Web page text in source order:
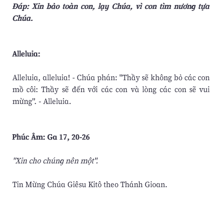
Ðáp: Xin bảo toàn con, lạy Chúa, vì con tìm nương tựa
Chúa.
Alleluia:
Alleluia, alleluia! - Chúa phán: "Thầy sẽ không bỏ các con
mồ côi: Thầy sẽ đến với các con và lòng các con sẽ vui
mừng". - Alleluia.
Phúc Âm: Ga 17, 20-26
"Xin cho chúng nên một".
Tin Mừng Chúa Giêsu Kitô theo Thánh Gioan.